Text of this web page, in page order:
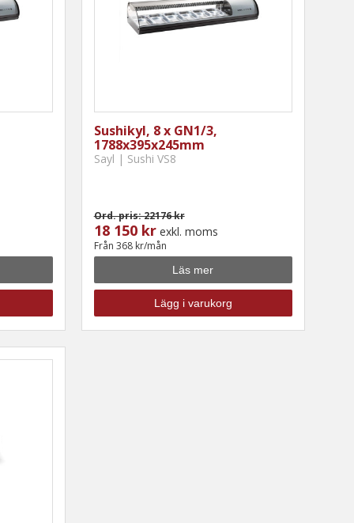
Sushikyl, 8 x GN1/3,
1788x395x245mm
Sayl | Sushi VS8
Ord. pris: 22176 kr
18 150 krexkl. moms
Från 368 kr/mån
Läs mer
Lägg i varukorg